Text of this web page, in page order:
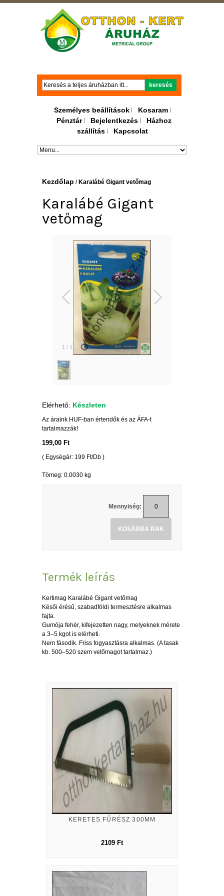
Keresés
keresés
Személyes beállítások
Kosaram
Pénztár
Bejelentkezés
Házhoz
szállítás
Kapcsolat
Kezdőlap / Karalábé Gigant vetőmag
Karalábé Gigant
vetőmag
1 / 1
Elérhető: Készleten
Az áraink HUF-ban értendők és az ÁFA-t
tartalmazzák!
199,00 Ft
( Egységár: 199 Ft/Db )
Tömeg: 0.0030 kg
Mennyiség:
KOSÁRBA RAK
Termék leírás
Kertimag Karalábé Gigant vetőmag
Késői érésű, szabadföldi termesztésre alkalmas
fajta.
Gumója fehér, kifejezetten nagy, melyeknek mérete
a 3–5 kgot is elérheti.
Nem fásodik. Friss fogyasztásra alkalmas. (A tasak
kb. 500–520 szem vetőmagot tartalmaz.)
KERETES FŰRÉSZ 300MM
2109 Ft